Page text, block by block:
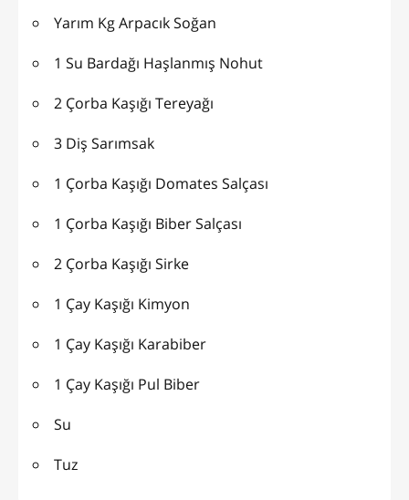
Yarım Kg Arpacık Soğan
1 Su Bardağı Haşlanmış Nohut
2 Çorba Kaşığı Tereyağı
3 Diş Sarımsak
1 Çorba Kaşığı Domates Salçası
1 Çorba Kaşığı Biber Salçası
2 Çorba Kaşığı Sirke
1 Çay Kaşığı Kimyon
1 Çay Kaşığı Karabiber
1 Çay Kaşığı Pul Biber
Su
Tuz